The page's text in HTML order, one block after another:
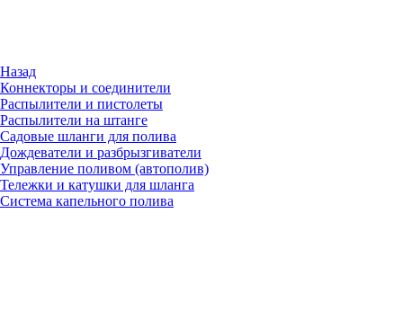
Назад
Коннекторы и соединители
Распылители и пистолеты
Распылители на штанге
Садовые шланги для полива
Дождеватели и разбрызгиватели
Управление поливом (автополив)
Тележки и катушки для шланга
Система капельного полива